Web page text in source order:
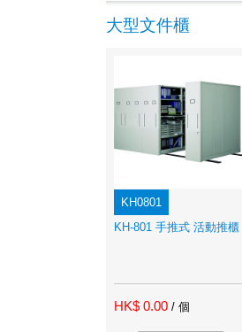
大型文件櫃
KH0801
KH-801 手推式 活動推櫃
HK$ 0.00 / 個